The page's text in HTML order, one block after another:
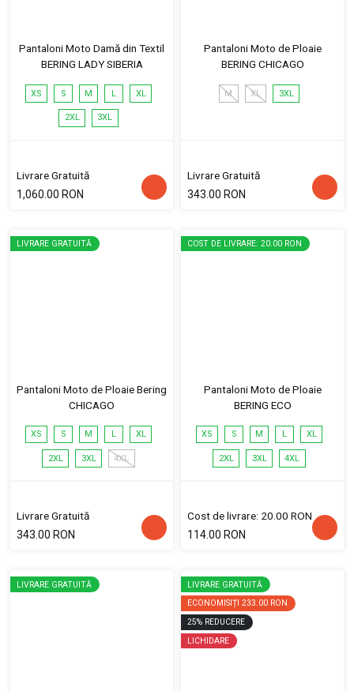
Pantaloni Moto Damă din Textil
BERING LADY SIBERIA
XS S M L XL
2XL 3XL
Livrare Gratuită
1,060.00 RON
Pantaloni Moto de Ploaie
BERING CHICAGO
M XL 3XL
Livrare Gratuită
343.00 RON
LIVRARE GRATUITĂ
Pantaloni Moto de Ploaie Bering
CHICAGO
XS S M L XL
2XL 3XL 4XL
Livrare Gratuită
343.00 RON
COST DE LIVRARE: 20.00 RON
Pantaloni Moto de Ploaie
BERING ECO
XS S M L XL
2XL 3XL 4XL
Cost de livrare: 20.00 RON
114.00 RON
LIVRARE GRATUITĂ
LIVRARE GRATUITĂ
ECONOMISIȚI 233.00 RON
25% REDUCERE
LICHIDARE